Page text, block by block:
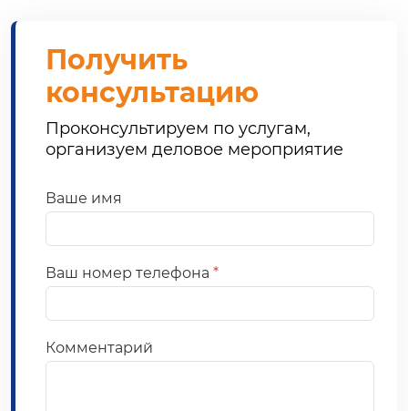
Получить
консультацию
Проконсультируем по услугам,
организуем деловое мероприятие
Ваше имя
Ваш номер телефона *
Комментарий